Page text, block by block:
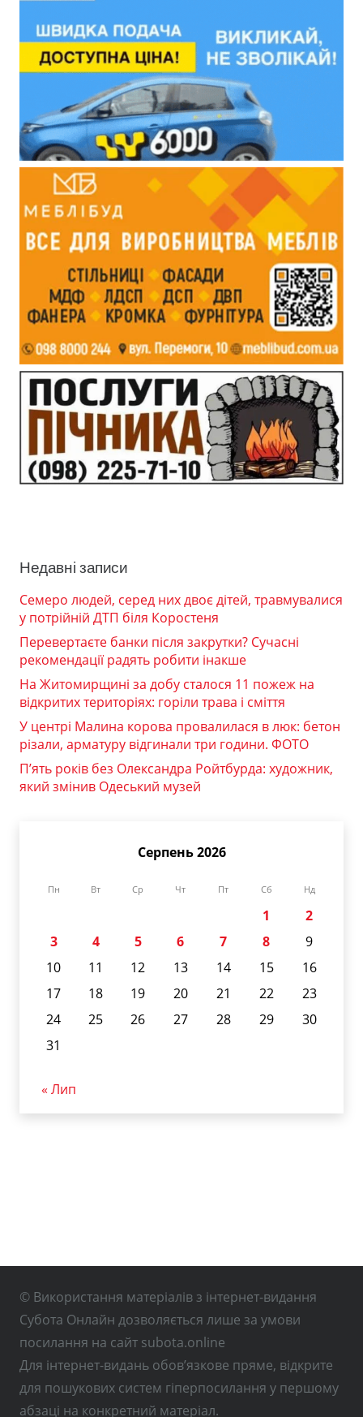
Недавні записи
Семеро людей, серед них двоє дітей, травмувалися
у потрійній ДТП біля Коростеня
Перевертаєте банки після закрутки? Сучасні
рекомендації радять робити інакше
На Житомирщині за добу сталося 11 пожеж на
відкритих територіях: горіли трава і сміття
У центрі Малина корова провалилася в люк: бетон
різали, арматуру відгинали три години. ФОТО
П’ять років без Олександра Ройтбурда: художник,
який змінив Одеський музей
Серпень 2026
Пн Вт Ср Чт Пт Сб Нд
1
2
3
4 5 6 7 8
9
10
11 12 13 14 15
16
17
18 19 20 21 22
23
24
25 26 27 28 29
30
31
« Лип
© Використання матеріалів з інтернет-видання
Субота Онлайн дозволяється лише за умови
посилання на сайт subota.online
Для інтернет-видань обов’язкове пряме, відкрите
для пошукових систем гіперпосилання у першому
абзаці на конкретний матеріал.